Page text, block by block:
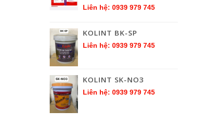
Liên hệ: 0939 979 745
KOLINT BK-SP
Liên hệ: 0939 979 745
KOLINT SK-NO3
Liên hệ: 0939 979 745